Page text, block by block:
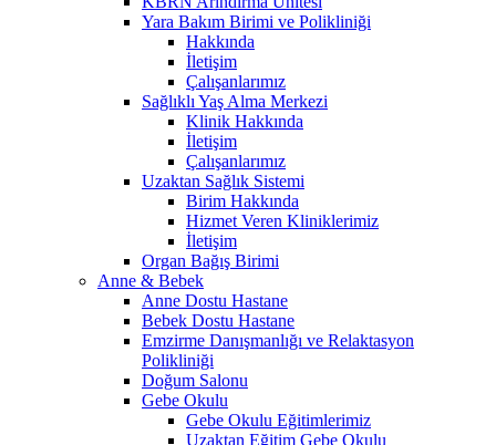
Yara Bakım Birimi ve Polikliniği
Hakkında
İletişim
Çalışanlarımız
Sağlıklı Yaş Alma Merkezi
Klinik Hakkında
İletişim
Çalışanlarımız
Uzaktan Sağlık Sistemi
Birim Hakkında
Hizmet Veren Kliniklerimiz
İletişim
Organ Bağış Birimi
Anne & Bebek
Anne Dostu Hastane
Bebek Dostu Hastane
Emzirme Danışmanlığı ve Relaktasyon
Polikliniği
Doğum Salonu
Gebe Okulu
Gebe Okulu Eğitimlerimiz
Uzaktan Eğitim Gebe Okulu